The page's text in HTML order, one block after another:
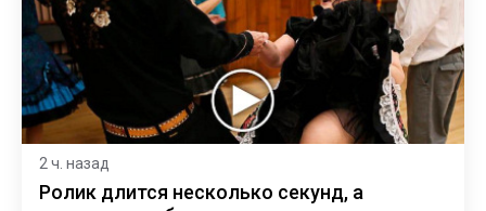
2 ч. назад
Ролик длится несколько секунд, а